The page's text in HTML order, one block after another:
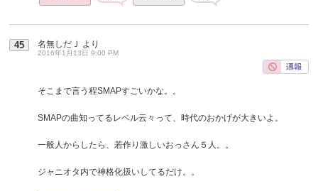
45 名無しだＪ より
2016年1月13日 9:00 PM
そこまで言う程SMAPすごいかな。。
SMAPの曲知ってるレベル云々って、時代のおかげが大きいよ。
一般人からしたら、若作り激しいおっさん５人。。
ジャニオタ内で神格化扱いしてるだけ。。